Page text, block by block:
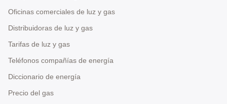
Oficinas comerciales de luz y gas
Distribuidoras de luz y gas
Tarifas de luz y gas
Teléfonos compañías de energía
Diccionario de energía
Precio del gas